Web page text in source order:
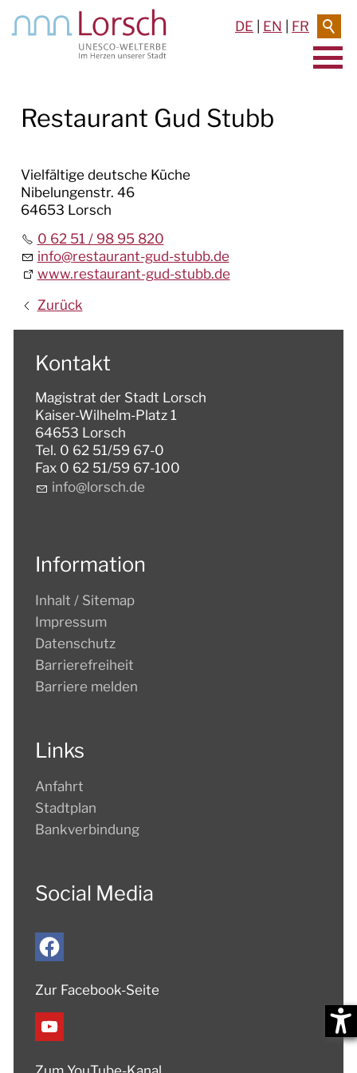
DE EN FR
BAUEN & UMWELT
LEBEN IN LORSCH
KULTUR
TOURISMUS
Restaurant Gud Stubb
Vielfältige deutsche Küche
Nibelungenstr. 46
64653 Lorsch
0 62 51 / 98 95 820
info@restaurant-gud-stubb.de
www.restaurant-gud-stubb.de
Zurück
Kontakt
Magistrat der Stadt Lorsch
Kaiser-Wilhelm-Platz 1
64653 Lorsch
Tel. 0 62 51/59 67-0
Fax 0 62 51/59 67-100
nf
l rsch d
Information
Inhalt / Sitemap
Impressum
Datenschutz
Barrierefreiheit
Barriere melden
Links
Anfahrt
Stadtplan
Bankverbindung
Social Media
Zur Facebook-Seite